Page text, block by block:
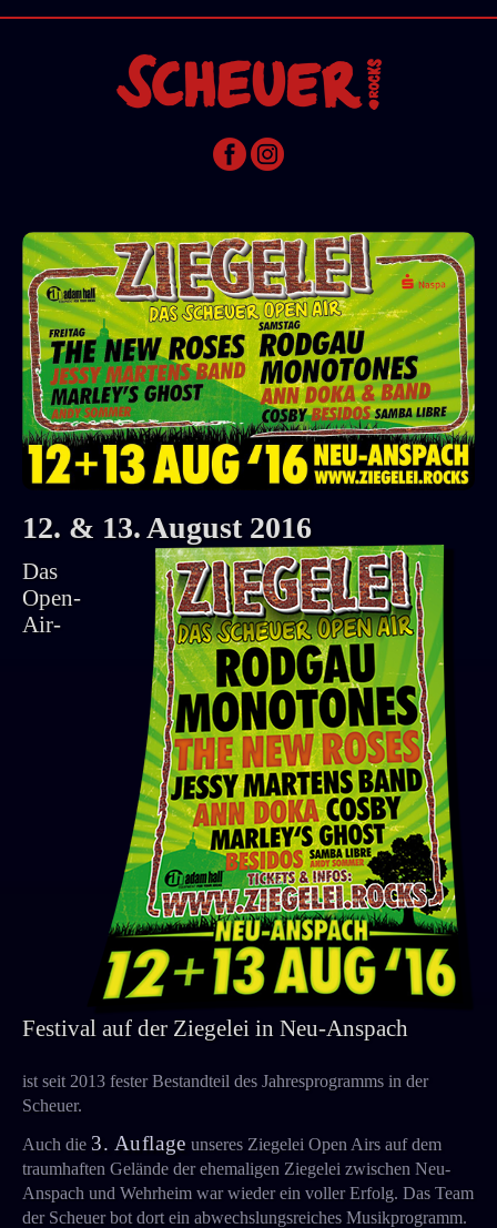
12. & 13. August 2016
Das
Open-
Air-
Festival auf der Ziegelei in Neu-Anspach
ist seit 2013 fester Bestandteil des Jahresprogramms in der
Scheuer.
Auch die 3. Auflage unseres Ziegelei Open Airs auf dem
traumhaften Gelände der ehemaligen Ziegelei zwischen Neu-
Anspach und Wehrheim war wieder ein voller Erfolg. Das Team
der Scheuer bot dort ein abwechslungsreiches Musikprogramm.